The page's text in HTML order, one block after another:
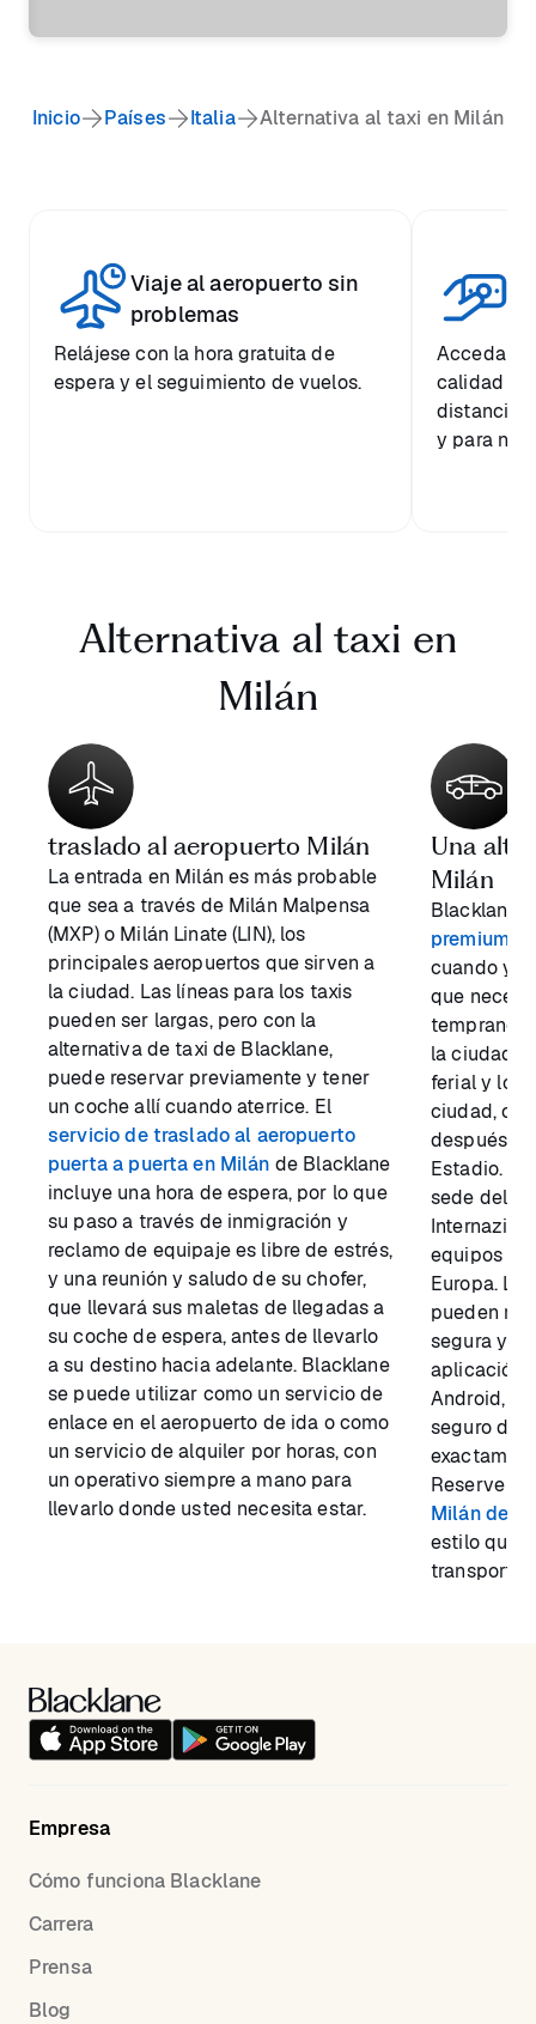
Inicio Países Italia Alternativa al taxi en Milán
Viaje al aeropuerto sin
problemas
Relájese con la hora gratuita de
espera y el seguimiento de vuelos.
Acceda a
calidad a
distancia
y para
Alternativa al taxi en
Milán
traslado al aeropuerto Milán
La entrada en Milán es más probable
que sea a través de Milán Malpensa
(MXP) o Milán Linate (LIN), los
principales aeropuertos que sirven a
la ciudad. Las líneas para los taxis
pueden ser largas, pero con la
alternativa de taxi de Blacklane,
puede reservar previamente y tener
un coche allí cuando aterrice. El
servicio de traslado al aeropuerto
puerta a puerta en Milán de Blacklane
incluye una hora de espera, por lo que
su paso a través de inmigración y
reclamo de equipaje es libre de estrés,
y una reunión y saludo de su chofer,
que llevará sus maletas de llegadas a
su coche de espera, antes de llevarlo
a su destino hacia adelante. Blacklane
se puede utilizar como un servicio de
enlace en el aeropuerto de ida o como
un servicio de alquiler por horas, con
un operativo siempre a mano para
llevarlo donde usted necesita estar.
Una
Milán
Blacklane
premium
cuando y
que
temprano
la ciudad
ferial y los
ciudad, o
después
Estadio.
sede del
equipos
Europa.
pueden
segura y
aplicación,
Android,
seguro de
Reserve su
Milán de
estilo que
transporte
Empresa
Cómo funciona Blacklane
Carrera
Prensa
Blog